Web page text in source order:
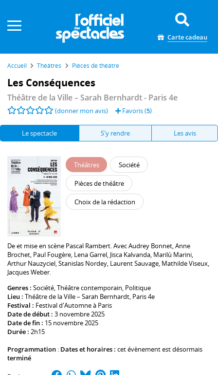
Carte cadeau
Accueil Théâtres Pièces de théâtre
Les Conséquences
Théâtre de la Ville – Sarah Bernhardt- Paris 4e
(donner mon avis) Favoris (5)
Le spectacle S'y rendre Les avis
Théâtres Société
Pièces de théâtre
Choix de la rédaction
De et mise en scène Pascal Rambert . AvecAudrey Bonnet Anne
Brochet Paul Fougère Lena Garrel Jisca Kalvanda Marilù Marini
Arthur Nauzyciel Stanislas Nordey Laurent Sauvage Mathilde Viseux
Jacques Weber
Genres : Société,Théâtre contemporain, Politique
Lieu : Théâtre de la Ville – Sarah Bernhardt, Paris 4e
Festival : Festival d'Automne à Paris
Date de début : 3 novembre 2025
Date de fin : 15 novembre 2025
Durée : 2h15
Programmation : Dates et horaires : cet évènement est désormais
terminé